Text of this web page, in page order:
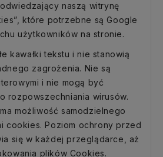
naszą witrynę
które potrzebne są Google
użytkowników na stronie.
kawałki tekstu i nie stanowią
zagrożenia. Nie są
i nie mogą być
rozpowszechniania wirusów.
możliwość samodzielnego
cookies. Poziom ochrony przed
się w każdej przeglądarce, aż
plików Cookies.